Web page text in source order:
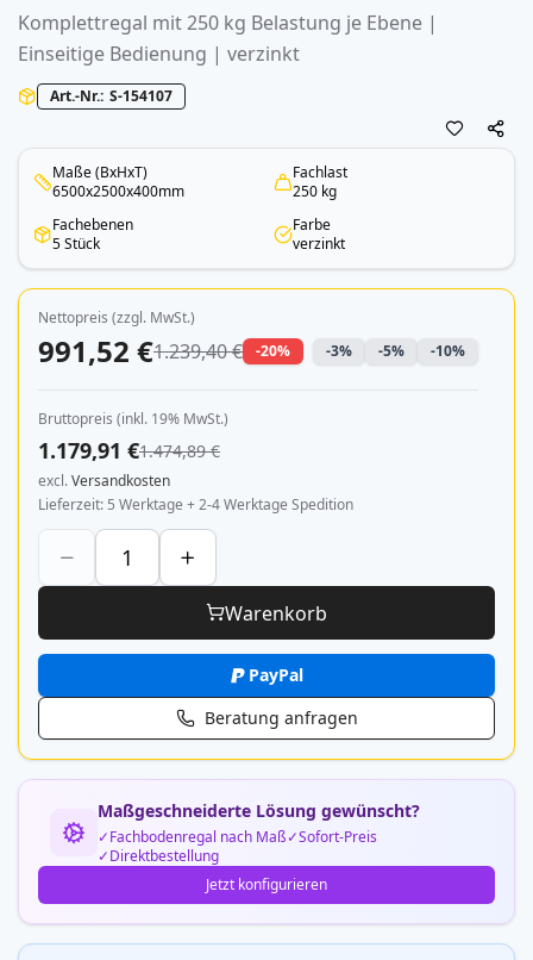
Komplettregal mit 250 kg Belastung je Ebene |
Einseitige Bedienung | verzinkt
Art.-Nr. S-154107
Maße (BxHxT)
6500x2500x400mm
Fachlast
250 kg
Fachebenen
5 Stück
Farbe
verzinkt
Nettopreis (zzgl. MwSt.)
991,52 €1.239,40 € -20% -3% -5% -10%
Bruttopreis (inkl. 19% MwSt.)
1.179,91 €1.474,89 €
excl.Versandkosten
Lieferzeit 5 Werktage + 2-4 Werktage Spedition
Warenkorb
PayPal
Beratung anfragen
Maßgeschneiderte Lösung gewünscht?
Fachbodenregal nach Maß
Sofort-Preis
Direktbestellung
Jetzt konfigurieren